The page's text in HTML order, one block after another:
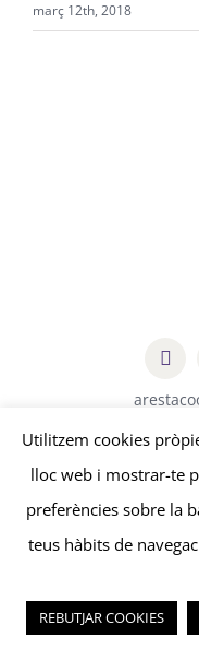
març 12th, 2018
© Copyright2026 |
privacitat-Política de
Utilitzem cookies
lloc web i mostrar-te
preferències sobre la
teus hàbits de
REBUTJAR COOKIES